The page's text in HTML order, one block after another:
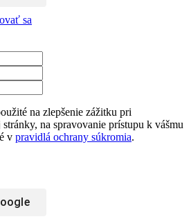
sa
na zlepšenie zážitku pri
na spravovanie prístupu k vášmu
v pravidlá ochrany súkromia.